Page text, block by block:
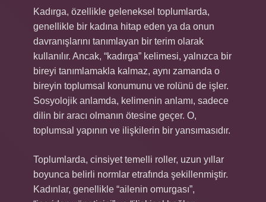
Kadırga, özellikle geleneksel toplumlarda,
genellikle bir kadına hitap eden ya da onun
davranışlarını tanımlayan bir terim olarak
kullanılır. Ancak, “kadırga” kelimesi, yalnızca bir
bireyi tanımlamakla kalmaz, aynı zamanda o
bireyin toplumsal konumunu ve rolünü de işler.
Sosyolojik anlamda, kelimenin anlamı, sadece
dilin bir aracı olmanın ötesine geçer. O,
toplumsal yapının ve ilişkilerin bir yansımasıdır.
Toplumlarda, cinsiyet temelli roller, uzun yıllar
boyunca belirli normlar etrafında şekillenmiştir.
Kadınlar, genellikle “ailenin omurgası”,